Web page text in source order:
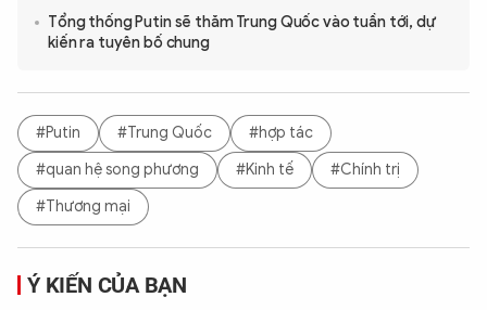
Tổng thống Putin sẽ thăm Trung Quốc vào tuần tới, dự
kiến ra tuyên bố chung
#Putin #Trung Quốc
#hợp tác
#quan hệ song phương
#Kinh tế
#Chính trị
#Thương mại
Ý KIẾN CỦA BẠN